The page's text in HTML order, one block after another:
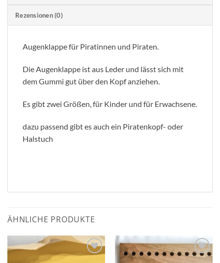
Rezensionen (0)
Augenklappe für Piratinnen und Piraten.
Die Augenklappe ist aus Leder und lässt sich mit
dem Gummi gut über den Kopf anziehen.
Es gibt zwei Größen, für Kinder und für Erwachsene.
dazu passend gibt es auch ein Piratenkopf- oder
Halstuch
ÄHNLICHE PRODUKTE